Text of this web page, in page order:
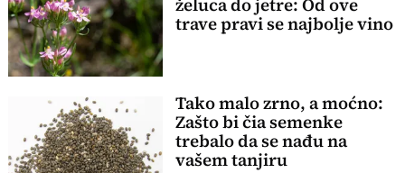
želuca do jetre: Od ove
trave pravi se najbolje vino
Tako malo zrno, a moćno:
Zašto bi čia semenke
trebalo da se nađu na
vašem tanjiru